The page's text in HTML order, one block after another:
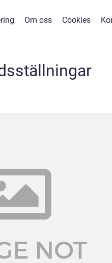
Om oss Cookies